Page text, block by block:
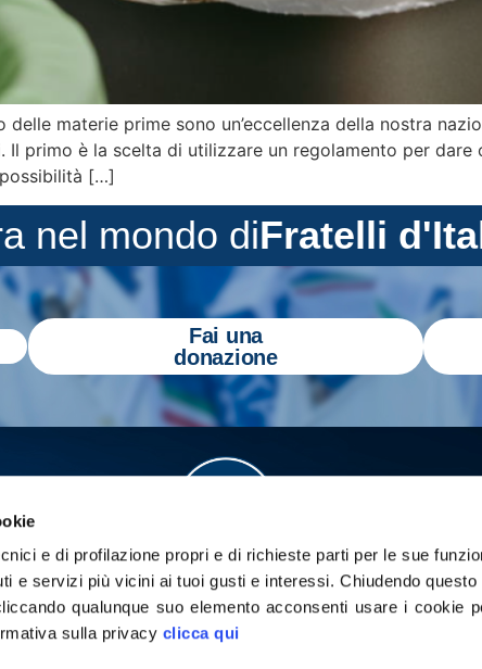
e di profilazione propri e di richieste parti per le sue
e servizi più vicini ai tuoi gusti e interessi.Chiudendo
qualunque suo elemento acconsenti usare i cookie
sulla privacy clicca qui
materie prime sono un’eccellenza della nostra
primo è la scelta di utilizzare un regolamento per dare
[…]
nel mondo diFratelli
Fai una
donazione
Gazzetta Tricolore per tenerti aggiornato